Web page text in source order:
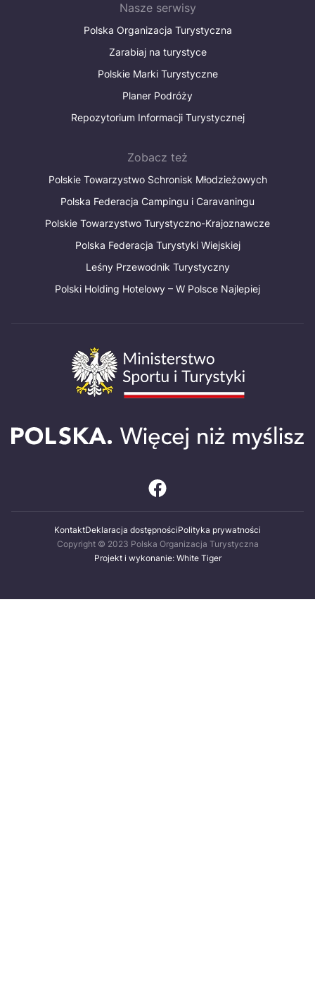
Nasze serwisy
Polska Organizacja Turystyczna
Zarabiaj na turystyce
Polskie Marki Turystyczne
Planer Podróży
Repozytorium Informacji Turystycznej
Zobacz też
Polskie Towarzystwo Schronisk Młodzieżowych
Polska Federacja Campingu i Caravaningu
Polskie Towarzystwo Turystyczno-Krajoznawcze
Polska Federacja Turystyki Wiejskiej
Leśny Przewodnik Turystyczny
Polski Holding Hotelowy – W Polsce Najlepiej
KontaktDeklaracja dostępnościPolityka prywatności
Copyright © 2023 Polska Organizacja Turystyczna
Projekt i wykonanie: White Tiger